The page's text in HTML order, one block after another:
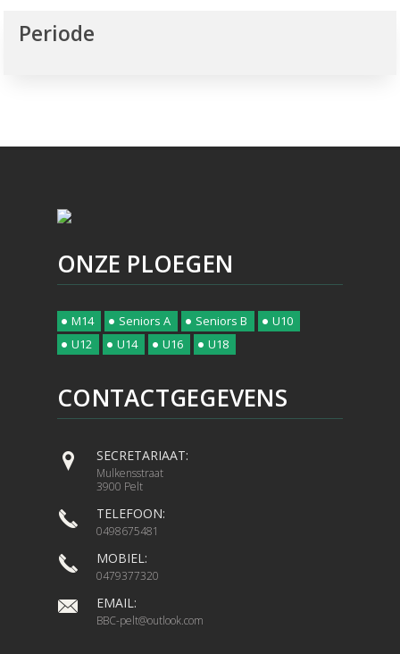
Periode
ONZE PLOEGEN
M14 Seniors A Seniors B
U10
U12
U14 U16 U18
CONTACTGEGEVENS
SECRETARIAAT:
Mulkensstraat
3900 Pelt
TELEFOON:
0498675481
MOBIEL:
0479377320
EMAIL:
BBC-pelt@outlook.com